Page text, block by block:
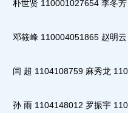
朴世贤 110001027654 李冬芳
邓筱峰 110004051865 赵明云
闫 超 1104108759 麻秀龙
孙 雨 1104148012 罗振宇